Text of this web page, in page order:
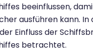
beeinflussen,
ausführen kann. In
Einfluss der
betrachtet.